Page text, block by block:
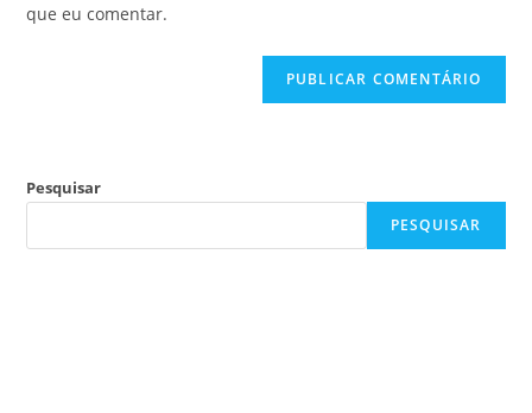
que eu comentar.
Pesquisar
PESQUISAR